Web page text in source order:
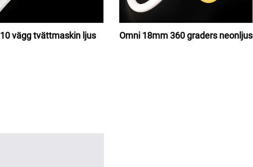
vägg tvättmaskin ljus Omni 18mm 360 graders neonljus